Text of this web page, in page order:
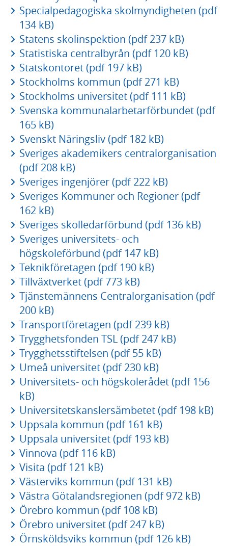
Specialpedagogiska skolmyndigheten (pdf
134 kB)
Statens skolinspektion (pdf 237 kB)
Statistiska centralbyrån (pdf 120 kB)
Statskontoret (pdf 197 kB)
Stockholms kommun (pdf 271 kB)
Stockholms universitet (pdf 111 kB)
Svenska kommunalarbetarförbundet (pdf
165 kB)
Svenskt Näringsliv (pdf 182 kB)
Sveriges akademikers centralorganisation
(pdf 208 kB)
Sveriges ingenjörer (pdf 222 kB)
Sveriges Kommuner och Regioner (pdf
162 kB)
Sveriges skolledarförbund (pdf 136 kB)
Sveriges universitets- och
högskoleförbund (pdf 147 kB)
Teknikföretagen (pdf 190 kB)
Tillväxtverket (pdf 773 kB)
Tjänstemännens Centralorganisation (pdf
200 kB)
Transportföretagen (pdf 239 kB)
Trygghetsfonden TSL (pdf 247 kB)
Trygghetsstiftelsen (pdf 55 kB)
Umeå universitet (pdf 230 kB)
Universitets- och högskolerådet (pdf 156
kB)
Universitetskanslersämbetet (pdf 198 kB)
Uppsala kommun (pdf 161 kB)
Uppsala universitet (pdf 193 kB)
Vinnova (pdf 116 kB)
Visita (pdf 121 kB)
Västerviks kommun (pdf 131 kB)
Västra Götalandsregionen (pdf 972 kB)
Örebro kommun (pdf 108 kB)
Örebro universitet (pdf 247 kB)
Örnsköldsviks kommun (pdf 126 kB)